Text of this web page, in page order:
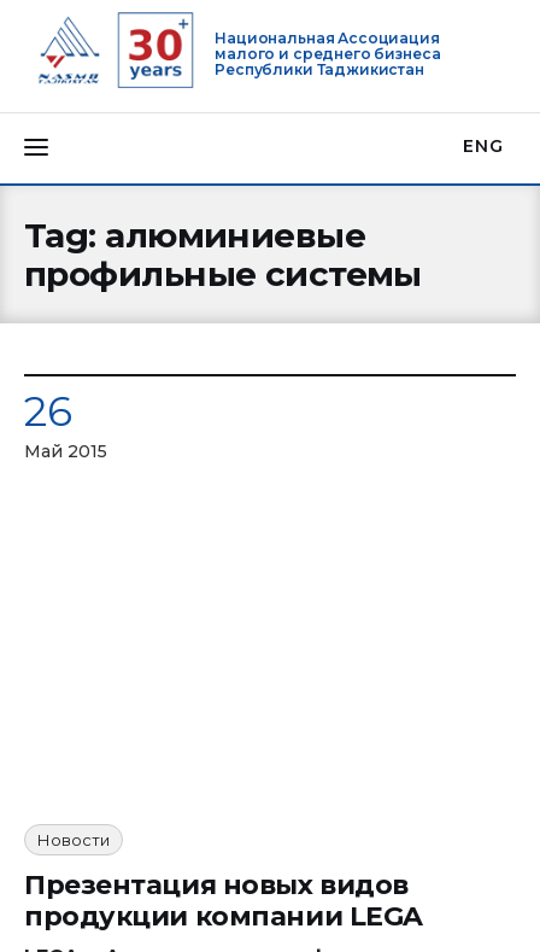
Национальная Ассоциация
малого и среднего бизнеса
Республики Таджикистан
ENG
Tag: алюминиевые
профильные системы
О нас
26
Май 2015
Новости
Презентация новых видов
продукции компании LEGA